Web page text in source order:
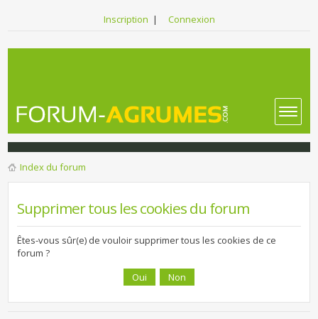
Inscription | Connexion
Index du forum
Supprimer tous les cookies du forum
Êtes-vous sûr(e) de vouloir supprimer tous les cookies de ce
forum ?